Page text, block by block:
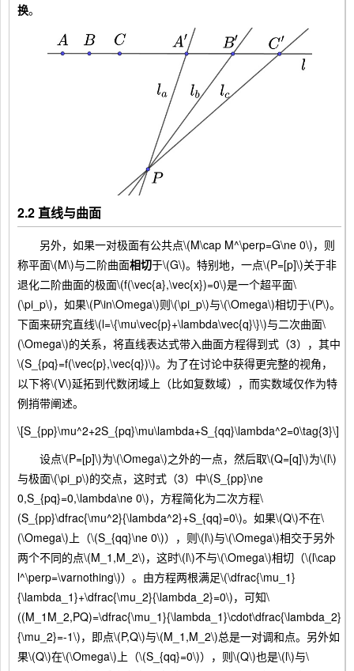
换。
2.2 直线与曲面
另外，如果一对极面有公共点\(M\cap M^\perp=G\ne 0\)，则
称平面\(M\)与二阶曲面相切于\(G\)。特别地，一点\(P=[p]\)关于非
退化二阶曲面的极面\(f(\vec{a},\vec{x})=0\)是一个超平面\
(\pi_p\)，如果\(P\in\Omega\)则\(\pi_p\)与\(\Omega\)相切于\(P\)。
下面来研究直线\(l=\{\mu\vec{p}+\lambda\vec{q}\}\)与二次曲面\
(\Omega\)的关系，将直线表达式带入曲面方程得到式（3），其中
\(S_{pq}=f(\vec{p},\vec{q})\)。为了在讨论中获得更完整的视角，
以下将\(V\)延拓到代数闭域上（比如复数域），而实数域仅作为特
例捎带阐述。
\[S_{pp}\mu^2+2S_{pq}\mu\lambda+S_{qq}\lambda^2=0\tag{3}\]
设点\(P=[p]\)为\(\Omega\)之外的一点，然后取\(Q=[q]\)为\(l\)
与极面\(\pi_p\)的交点，这时式（3）中\(S_{pp}\ne
0,S_{pq}=0,\lambda\ne 0\)，方程简化为二次方程\
(S_{pp}\dfrac{\mu^2}{\lambda^2}+S_{qq}=0\)。如果\(Q\)不在\
(\Omega\)上（\(S_{qq}\ne 0\)），则\(l\)与\(\Omega\)相交于另外
两个不同的点\(M_1,M_2\)，这时\(l\)不与\(\Omega\)相切（\(l\cap
l^\perp=\varnothing\)）。由方程两根满足\(\dfrac{\mu_1}
{\lambda_1}+\dfrac{\mu_2}{\lambda_2}=0\)，可知\
((M_1M_2,PQ)=\dfrac{\mu_1}{\lambda_1}\cdot\dfrac{\lambda_2}
{\mu_2}=-1\)，即点\(P,Q\)与\(M_1,M_2\)总是一对调和点。另外如
果\(Q\)在\(\Omega\)上（\(S_{qq}=0\)），则\(Q\)也是\(l\)与\